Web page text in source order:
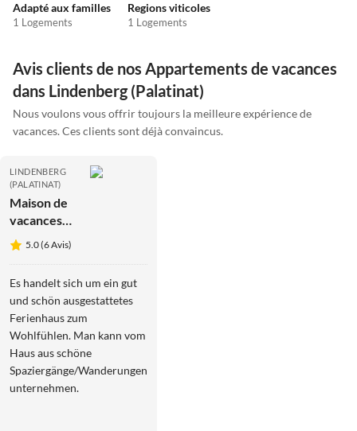
Adapté aux familles
1 Logements
Regions viticoles
1 Logements
Avis clients de nos Appartements de vacances
dans Lindenberg (Palatinat)
Nous voulons vous offrir toujours la meilleure expérience de
vacances. Ces clients sont déjà convaincus.
LINDENBERG
(PALATINAT)
Maison de
vacances
Palatin
5.0 (6 Avis)
Es handelt sich um ein gut
und schön ausgestattetes
Ferienhaus zum
Wohlfühlen. Man kann vom
Haus aus schöne
Spaziergänge/Wanderungen
unternehmen.